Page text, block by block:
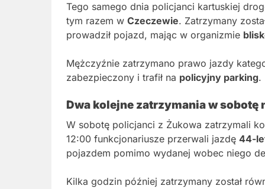
Tego samego dnia policjanci kartuskiej
tym razem w Czeczewie. Zatrzymany
prowadził pojazd, mając w organizmie
Mężczyźnie zatrzymano prawo jazdy
zabezpieczony i trafił na policyjny parking.
Dwa kolejne zatrzymania w sobotę
W sobotę policjanci z Żukowa zatrzymali
12:00 funkcjonariusze przerwali jazdę 44-
pojazdem pomimo wydanej wobec niego
Kilka godzin później zatrzymany został